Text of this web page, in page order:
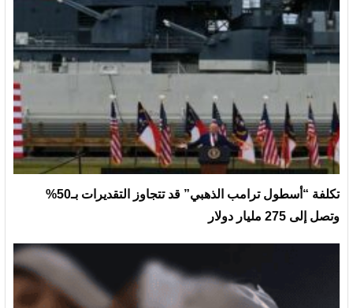
تكلفة “أسطول ترامب الذهبي” قد تتجاوز التقديرات بـ50%
وتصل إلى 275 مليار دولار